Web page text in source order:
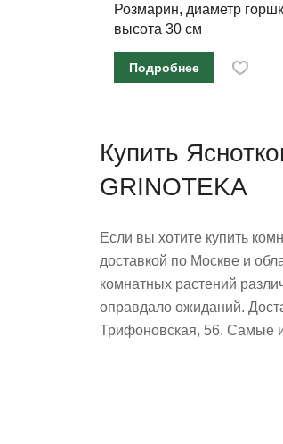
Розмарин, диаметр
высота 30 см
Подробнее
Купить
GRINOTEKA
Если вы хотите купить
доставкой по Москве и
комнатных растений
оправдало ожиданий.
Трифоновская, 56. Самые